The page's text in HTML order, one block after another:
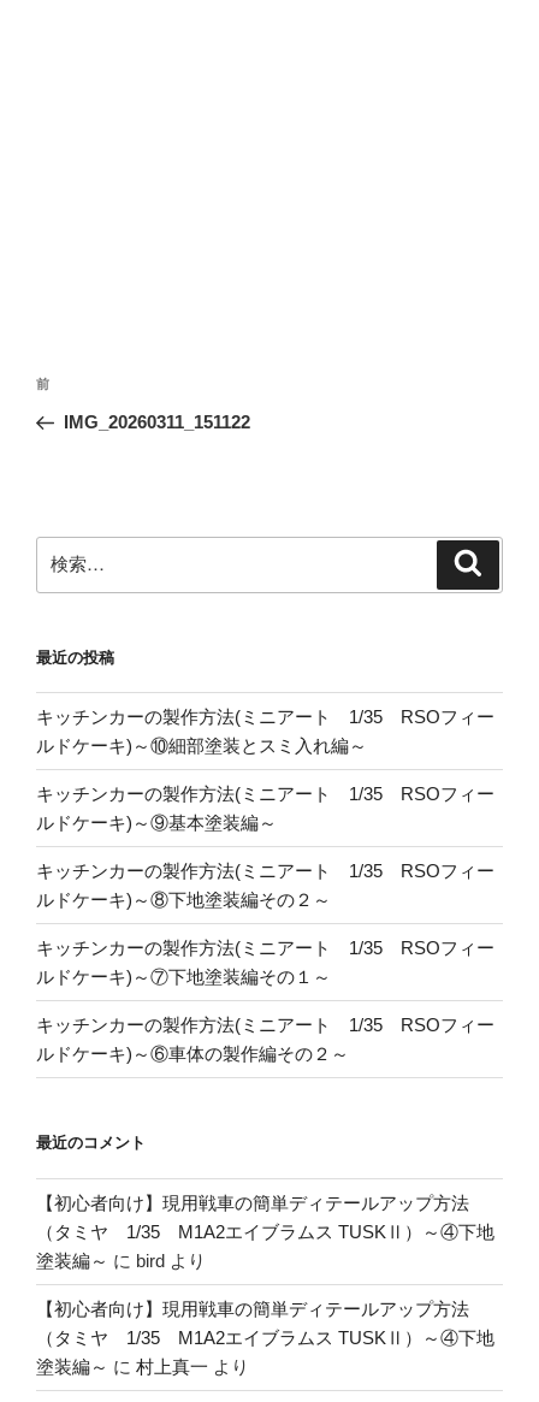
投
ナ
ー
シ
前
の
前
IMG_20260311_151122
索:
最近の投稿
キッチンカーの製作方法(ミニアート 1/35 RSOフィー
ルドケーキ)～⑩細部塗装とスミ入れ編～
キッチンカーの製作方法(ミニアート 1/35 RSOフィー
ルドケーキ)～⑨基本塗装編～
キッチンカーの製作方法(ミニアート 1/35 RSOフィー
ルドケーキ)～⑧下地塗装編その２～
キッチンカーの製作方法(ミニアート 1/35 RSOフィー
ルドケーキ)～⑦下地塗装編その１～
キッチンカーの製作方法(ミニアート 1/35 RSOフィー
ルドケーキ)～⑥車体の製作編その２～
最近のコメント
【初心者向け】現用戦車の簡単ディテールアップ方法
（タミヤ 1/35 M1A2エイブラムス TUSKⅡ）～④下地
塗装編～ に bird より
【初心者向け】現用戦車の簡単ディテールアップ方法
（タミヤ 1/35 M1A2エイブラムス TUSKⅡ）～④下地
塗装編～ に 村上真一 より